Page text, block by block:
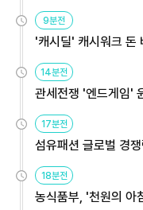
9분전
'캐시딜' 캐시워크 돈
14분전
관세전쟁 '엔드게임'
용해야
17분전
섬유패션 글로벌 경
원
18분전
농식품부, '천원의